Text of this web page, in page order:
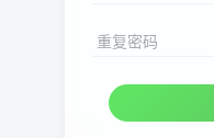
重复密码